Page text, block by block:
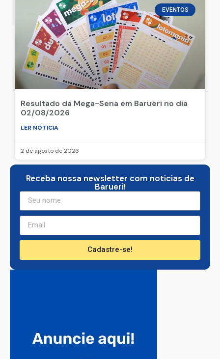
EVENTOS
Resultado da Mega-Sena em Barueri no dia
02/08/2026
LER NOTICIA
2 de agosto de 2026
Receba nossa newsletter com noticias de
Barueri!
Cadastre-se!